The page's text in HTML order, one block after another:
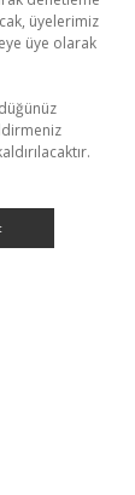
üyelerimiz
üye olarak